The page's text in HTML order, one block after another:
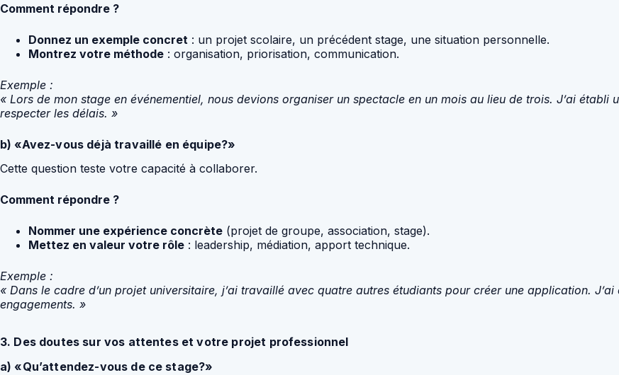
Comment répondre ?
Donnez un exemple concret : un projet scolaire, un précédent stage, une situation personnelle.
Montrez votre méthode : organisation, priorisation, communication.
Exemple :
« Lors de mon stage en événementiel, nous devions organiser un spectacle en un mois au lieu de trois. J’ai
respecter les délais. »
b) «Avez-vous déjà travaillé en équipe?»
Cette question teste votre capacité à collaborer.
Comment répondre ?
Nommer une expérience concrète (projet de groupe, association, stage).
Mettez en valeur votre rôle : leadership, médiation, apport technique.
Exemple :
« Dans le cadre d’un projet universitaire, j’ai travaillé avec quatre autres étudiants pour créer une application.
engagements. »
3. Des doutes sur vos attentes et votre projet professionnel
a) «Qu’attendez-vous de ce stage?»